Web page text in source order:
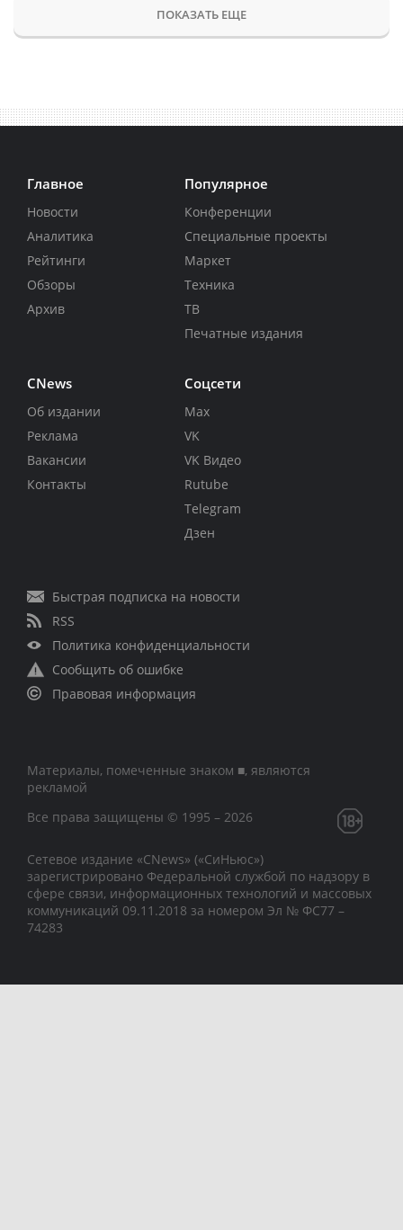
ПОКАЗАТЬ ЕЩЕ
Главное
Новости
Аналитика
Рейтинги
Обзоры
Архив
Популярное
Конференции
Специальные проекты
Маркет
Техника
ТВ
Печатные издания
CNews
Об издании
Реклама
Вакансии
Контакты
Соцсети
Max
VK
VK Видео
Rutube
Telegram
Дзен
Быстрая подписка на новости
RSS
Политика конфиденциальности
Сообщить об ошибке
Правовая информация
Материалы, помеченные знаком ■, являются
рекламой
Все права защищены © 1995 – 2026
Сетевое издание «CNews» («СиНьюс»)
зарегистрировано Федеральной службой по надзору в
сфере связи, информационных технологий и массовых
коммуникаций 09.11.2018 за номером Эл № ФС77 –
74283